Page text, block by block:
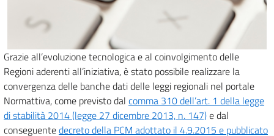
Grazie all’evoluzione tecnologica e al coinvolgimento delle
Regioni aderenti all’iniziativa, è stato possibile realizzare la
convergenza delle banche dati delle leggi regionali nel portale
Normattiva, come previsto dal comma 310 dell’art. 1 della legge
di stabilità 2014 (legge 27 dicembre 2013, n. 147)e dal
conseguentedecreto della PCM adottato il 4.9.2015 e pubblicato